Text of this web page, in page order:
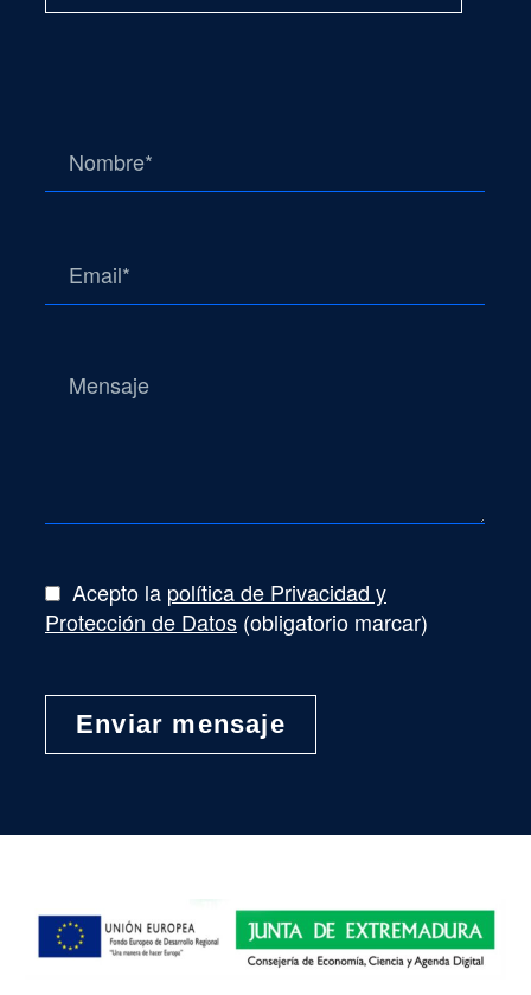
Acepto la política de Privacidad y
Protección de Datos (obligatorio marcar)